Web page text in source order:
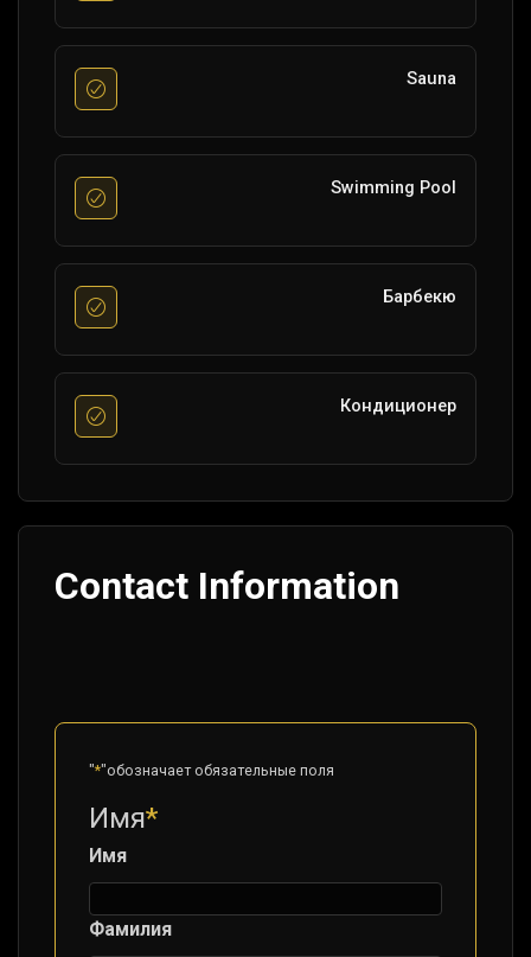
Sauna
Swimming Pool
Барбекю
Кондиционер
Contact Information
"*"обозначает обязательные поля
Имя*
Имя
Фамилия